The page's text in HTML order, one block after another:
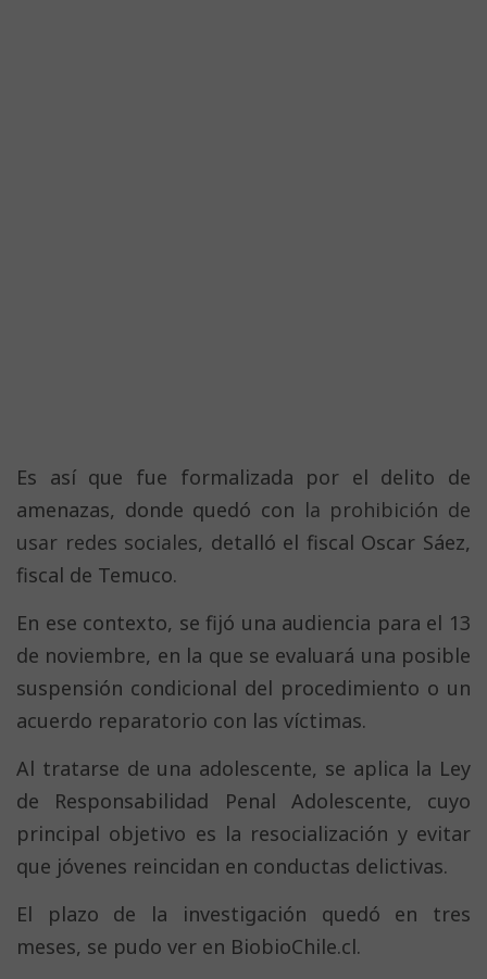
Es así que fue formalizada por el delito de
amenazas, donde quedó con la prohibición de
usar redes sociales, detalló el fiscal Oscar Sáez,
fiscal de Temuco.
En ese contexto, se fijó una audiencia para el 13
de noviembre, en la que se evaluará una posible
suspensión condicional del procedimiento o un
acuerdo reparatorio con las víctimas.
Al tratarse de una adolescente, se aplica la Ley
de Responsabilidad Penal Adolescente, cuyo
principal objetivo es la resocialización y evitar
que jóvenes reincidan en conductas delictivas.
El plazo de la investigación quedó en tres
meses, se pudo ver en BiobioChile.cl.